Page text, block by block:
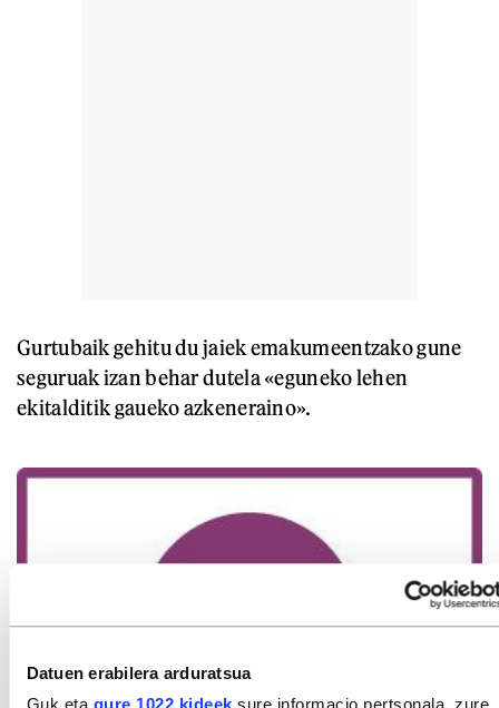
Datuen erabilera arduratsua
Gurtubaik gehitu du jaiek emakumeentzako gune
seguruak izan behar dutela «eguneko lehen
ekitalditik gaueko azkeneraino».